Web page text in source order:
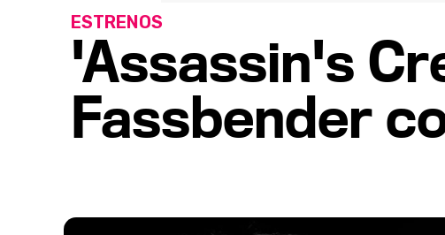
'Assassin's
Fassbender
ESTRENOS